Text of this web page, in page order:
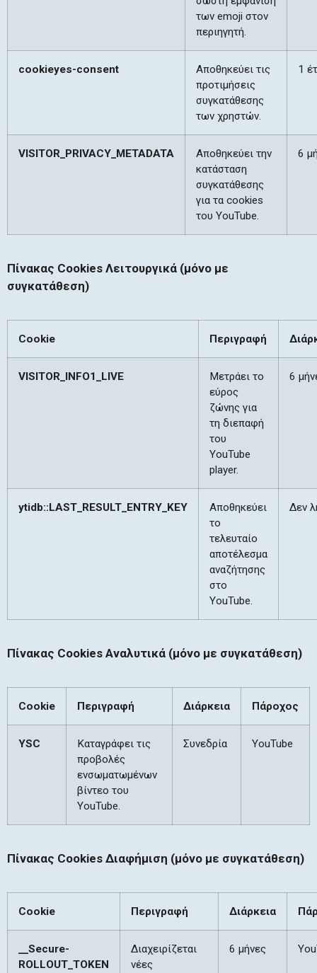
των emoji στον
περιηγητή.
cookieyes-consent
Αποθηκεύει τις
προτιμήσεις
συγκατάθεσης
των χρηστών.
1
VISITOR_PRIVACY_METADATA
Αποθηκεύει την
κατάσταση
συγκατάθεσης
για τα cookies
του YouTube.
6
Πίνακας Cookies Λειτουργικά (μόνο με
συγκατάθεση)
Cookie Περιγραφή
VISITOR_INFO1_LIVE
Μετράει το
εύρος
ζώνης για
τη διεπαφή
του
YouTube
player.
6
ytidb::LAST_RESULT_ENTRY_KEY
Αποθηκεύει
το
τελευταίο
αποτέλεσμα
αναζήτησης
στο
YouTube.
Δεν
Πίνακας Cookies Αναλυτικά (μόνο με συγκατάθεση)
Cookie Περιγραφή Διάρκεια Πάροχος
YSC
Καταγράφει τις
προβολές
ενσωματωμένων
βίντεο του
YouTube.
Συνεδρία YouTube
Πίνακας Cookies Διαφήμιση (μόνο με συγκατάθεση)
Cookie Περιγραφή Διάρκεια
__Secure-
ROLLOUT_TOKEN
Διαχειρίζεται
νέες
6 μήνες